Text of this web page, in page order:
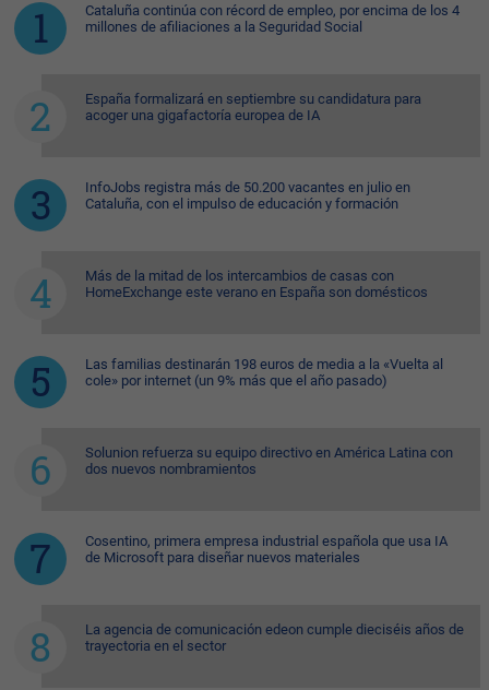
Cataluña continúa con récord de empleo, por encima de los 4
millones de afiliaciones a la Seguridad Social
España formalizará en septiembre su candidatura para
acoger una gigafactoría europea de IA
InfoJobs registra más de 50.200 vacantes en julio en
Cataluña, con el impulso de educación y formación
Más de la mitad de los intercambios de casas con
HomeExchange este verano en España son domésticos
Las familias destinarán 198 euros de media a la «Vuelta al
cole» por internet (un 9% más que el año pasado)
Solunion refuerza su equipo directivo en América Latina con
dos nuevos nombramientos
Cosentino, primera empresa industrial española que usa IA
de Microsoft para diseñar nuevos materiales
La agencia de comunicación edeon cumple dieciséis años de
trayectoria en el sector